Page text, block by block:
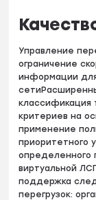
Управление
ограничение
информации
классификация
критериев на
применение
приоритетного
определенного
виртуальной
поддержка
перегрузок: